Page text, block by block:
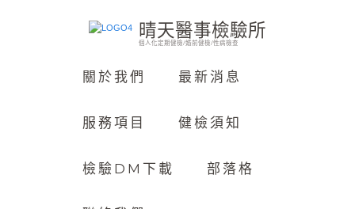
晴天醫事檢驗所
個人化定期健檢/婚前健檢/性病檢查
關於我們 最新消息
服務項目 健檢須知
檢驗DM下載 部落格